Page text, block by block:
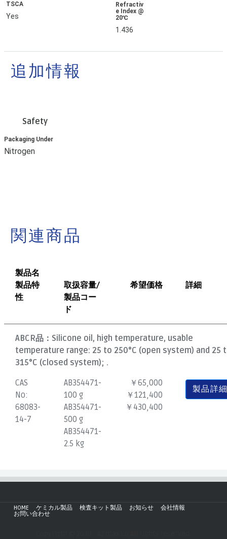
TSCA
Yes
Refractiv
e Index @
20℃
1.436
追加情報
Safety
Packaging Under
Nitrogen
関連商品
製品名
製品特
性
取扱容量/
製品コー
ド
希望価格 詳細
ABCR品： Silicone oil, high temperature, usable
temperature range: 25 to 250°C (open system) and 25
315°C (closed system); .
CAS
No:
68083-
14-7
AB354471-
100 g
AB354471-
500 g
AB354471-
2.5 kg
￥65,000
￥121,400
￥430,400
製品詳
HOME ケミカル製品 検査キット製品 お知らせ
会社情報
お問い合わせ